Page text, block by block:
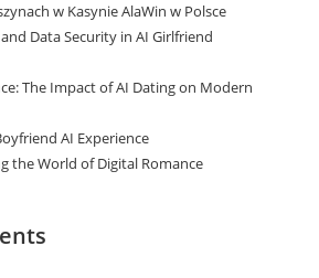
w Kasynie AlaWin w Polsce
Data Security in AI Girlfriend
The Impact of AI Dating on Modern
AI Experience
the World of Digital Romance